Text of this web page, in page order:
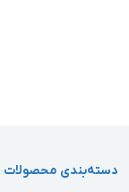
دسته‌بندی محصولات